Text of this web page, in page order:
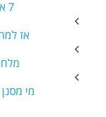
7 אפקטים שרק וידאו יכול ליצור
אז
מי